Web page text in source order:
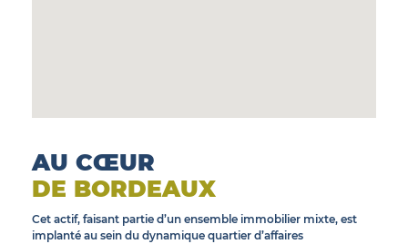
AU CŒUR
DE BORDEAUX
Cet actif, faisant partie d’un ensemble immobilier mixte, est
implanté au sein du dynamique quartier d’affaires